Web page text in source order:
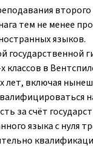
тем не менее
языков.
классов в
включая
за счёт
языка с нуля